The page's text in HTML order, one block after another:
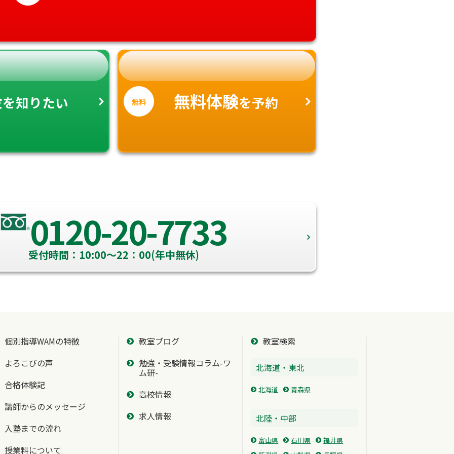
を知りたい 無料 無料体験を予約
0120-20-7733
受付時間：10:00～22：00(年中無休)
個別指導WAMの特徴
よろこびの声
合格体験記
講師からのメッセージ
入塾までの流れ
授業料について
教室ブログ
勉強・受験情報コラム-ワ
ム研-
高校情報
求人情報
教室検索
北海道・東北
北海道 青森県
北陸・中部
富山県 石川県
福井県